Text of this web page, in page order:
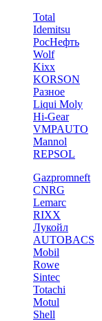
Total
Idemitsu
РосНефть
Wolf
Kixx
KORSON
Разное
Liqui Moly
Hi-Gear
VMPAUTO
Mannol
REPSOL
Gazpromneft
CNRG
Lemarc
RIXX
Лукойл
AUTOBACS
Mobil
Rowe
Sintec
Totachi
Motul
Shell